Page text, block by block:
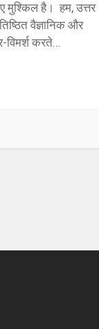
है। हम, उत्तर
वैज्ञानिक और
विमर्श करते…